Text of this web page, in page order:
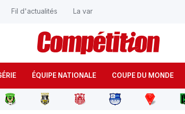
ÉQUIPE NATIONALE COUPE DU MONDE
Fil d'actualités La var